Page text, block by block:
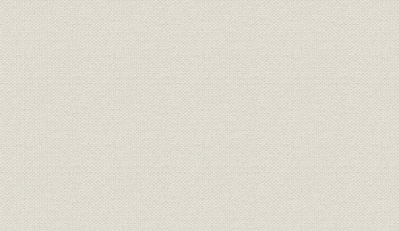
事業所
東京府統計表による明治前期に
おける製靴工場の概要(明治
9~14年)
明治9年
(1881年)
生産
文明開化(明治20年ごろまで)の
靴の製造実績
明治9年
(1887年)
沿革
日本製靴(株)の創立系統図(桜組
系、東京製皮系、大蔵組系、福
島合名系)
慶応(1860
治43年)
通貨 日銀券発行前の政府紙幣10円札 [明治10年